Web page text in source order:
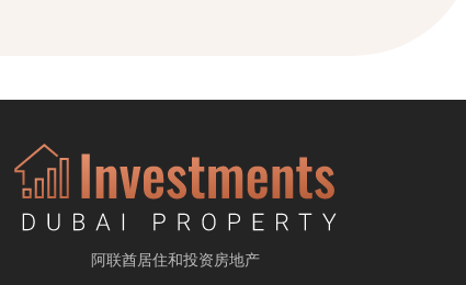
阿联酋居住和投资房地产